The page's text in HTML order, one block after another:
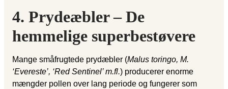
4. Prydeæbler – De
hemmelige superbestøvere
Mange småfrugtede prydæbler (Malus toringo, M.
‘Evereste’, ‘Red Sentinel’ m.fl.) producerer enorme
mængder pollen over lang periode og fungerer som